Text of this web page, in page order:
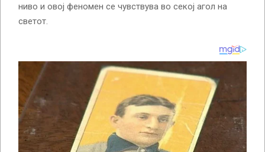
ниво и овој феномен се чувствува во секој агол на
светот.